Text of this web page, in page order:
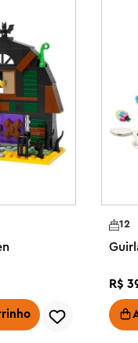
para o grande dia
um modelo
Natal para
inclui um
ou fique de pé
de
natalina para
LEGO® é um
decorações
12
R$